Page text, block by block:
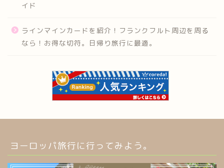
イド
ラインマインカードを紹介！フランクフルト周辺を周る
なら！お得な切符。日帰り旅行に最適。
ヨーロッパ旅行に行ってみよう。